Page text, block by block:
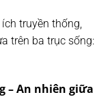
truyền thống,
trên ba trục sống:
– An nhiên giữa